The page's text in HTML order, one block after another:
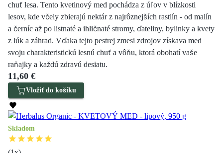
chuť lesa. Tento kvetinový med pochádza z úľov v blízkosti
lesov, kde včely zbierajú nektár z najrôznejších rastlín - od malín
a černíc až po listnaté a ihličnaté stromy, ďateliny, bylinky a kvety
z lúk a záhrad. Vďaka tejto pestrej zmesi zdrojov získava med
svoju charakteristickú lesnú chuť a vôňu, ktorá obohatí vaše
raňajky a každú zdravú desiatu.
11,60 €
Vložiť do košíku
Skladom